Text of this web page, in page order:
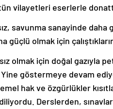
vilayetleri eserlerle
savunma sanayinde
güçlü olmak için
olmak için doğal gazıyla
göstermeye devam
hak ve özgürlükler
Derslerden,